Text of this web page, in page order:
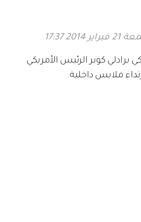
2014 17:37
برادلي كوبر الرئيس الأمريكي
ملابس داخلية.